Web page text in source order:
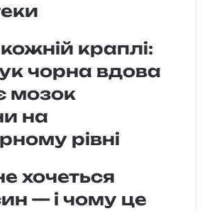
краплі:
чорна вдова
мозок
на
рівні
хочеться
— і чому це